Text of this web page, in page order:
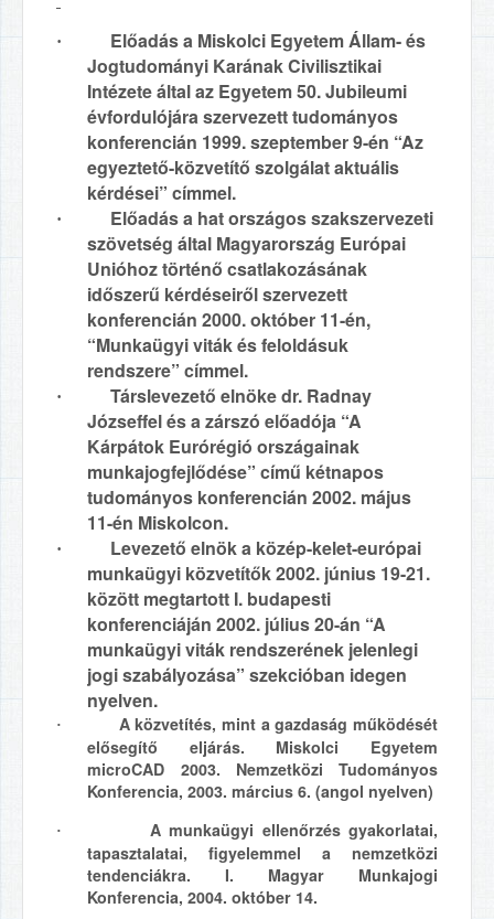
·
Előadás a Miskolci Egyetem Állam- és
Jogtudományi Karának Civilisztikai
Intézete által az Egyetem 50. Jubileumi
évfordulójára szervezett tudományos
konferencián 1999. szeptember 9-én “Az
egyeztető-közvetítő szolgálat aktuális
kérdései” címmel.
·
Előadás a hat országos szakszervezeti
szövetség által Magyarország Európai
Unióhoz történő csatlakozásának
időszerű kérdéseiről szervezett
konferencián 2000. október 11-én,
“Munkaügyi viták és feloldásuk
rendszere” címmel.
·
Társlevezető elnöke dr. Radnay
Józseffel és a zárszó előadója “A
Kárpátok Eurórégió országainak
munkajogfejlődése” című kétnapos
tudományos konferencián 2002. május
11-én Miskolcon.
·
Levezető elnök a közép-kelet-európai
munkaügyi közvetítők 2002. június 19-21.
között megtartott I. budapesti
konferenciáján 2002. július 20-án “A
munkaügyi viták rendszerének jelenlegi
jogi szabályozása” szekcióban idegen
nyelven.
·
A közvetítés, mint a gazdaság működését
elősegítő eljárás. Miskolci Egyetem
microCAD 2003. Nemzetközi Tudományos
Konferencia, 2003. március 6. (angol nyelven)
·
A munkaügyi ellenőrzés gyakorlatai,
tapasztalatai, figyelemmel a nemzetközi
tendenciákra. I. Magyar Munkajogi
Konferencia, 2004. október 14.